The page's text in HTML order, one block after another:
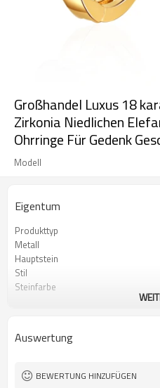
Großhandel Luxus 18
Zirkonia Niedlichen
Ohrringe Für Gedenk
Modell
Eigentum
Produkttyp
Metall
Hauptstein
Stil
Steinfarbe
Auswertung
BEWERTUNG HINZUFÜGEN